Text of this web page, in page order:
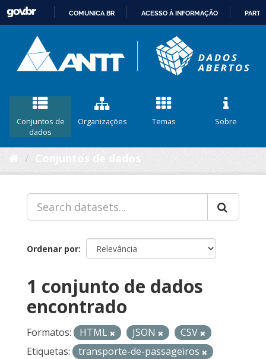
CONTEÚDO
COMUNICA BR ACESSO À INFORMAÇÃO
Conjuntos de
dados
Organizações Temas Sobre
Ordenar por
1 conjunto de dados
encontrado
Formatos: HTML JSON
CSV
Etiquetas:
transporte-de-passageiros